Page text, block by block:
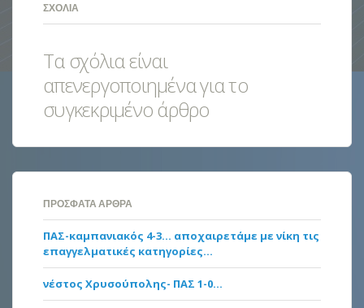
ΣΧΌΛΙΑ
Τα σχόλια είναι
απενεργοποιημένα για το
συγκεκριμένο άρθρο
ΠΡΌΣΦΑΤΑ ΆΡΘΡΑ
ΠΑΣ-καμπανιακός 4-3… αποχαιρετάμε με νίκη τις
επαγγελματικές κατηγορίες…
νέστος Χρυσούπολης- ΠΑΣ 1-0…